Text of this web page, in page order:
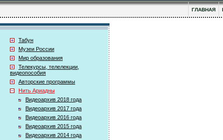
ГЛАВНАЯ
Табун
Музеи России
Мир образования
Телекурсы, телелекции,
видеопособия
Авторские программы
Нить Ариадны
Видеоархив 2018 года
Видеоархив 2017 года
Видеоархив 2016 года
Видеоархив 2015 года
Видеоархив 2014 года